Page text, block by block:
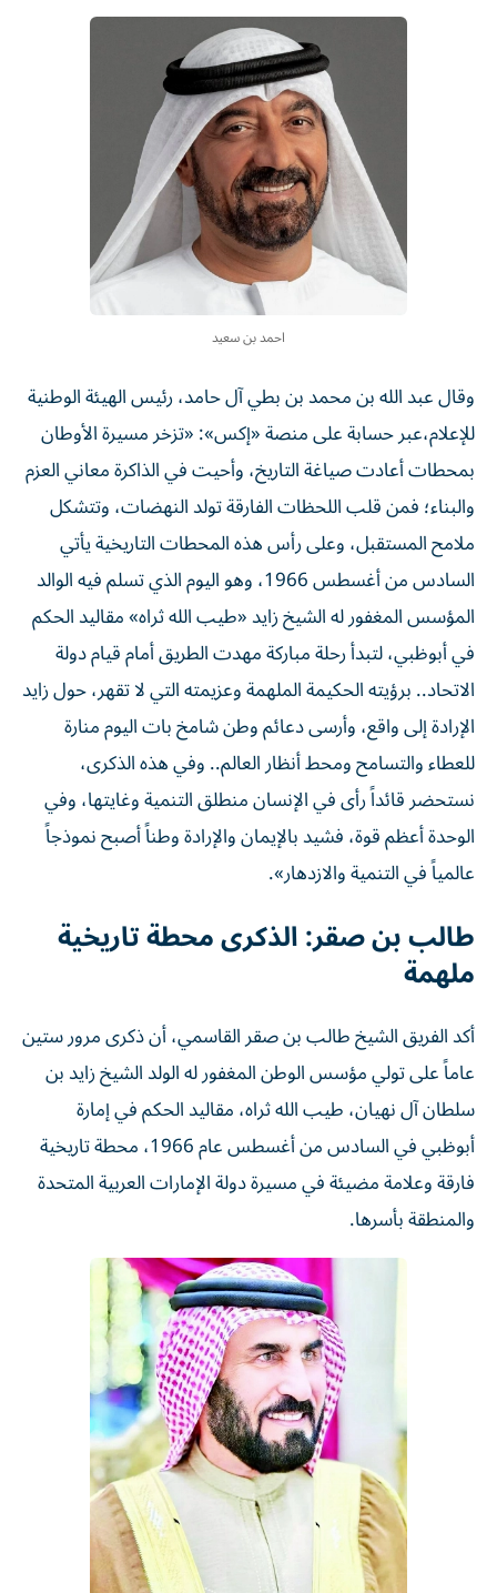
احمد بن سعيد
وقال عبد الله بن محمد بن بطي آل حامد، رئيس الهيئة الوطنية
للإعلام،عبر حسابة على منصة «إكس»: «تزخر مسيرة الأوطان
بمحطات أعادت صياغة التاريخ، وأحيت في الذاكرة معاني العزم
والبناء؛ فمن قلب اللحظات الفارقة تولد النهضات، وتتشكل
ملامح المستقبل، وعلى رأس هذه المحطات التاريخية يأتي
السادس من أغسطس 1966، وهو اليوم الذي تسلم فيه الوالد
المؤسس المغفور له الشيخ زايد «طيب الله ثراه» مقاليد الحكم
في أبوظبي، لتبدأ رحلة مباركة مهدت الطريق أمام قيام دولة
الاتحاد.. برؤيته الحكيمة الملهمة وعزيمته التي لا تقهر، حول زايد
الإرادة إلى واقع، وأرسى دعائم وطن شامخ بات اليوم منارة
للعطاء والتسامح ومحط أنظار العالم.. وفي هذه الذكرى،
نستحضر قائداً رأى في الإنسان منطلق التنمية وغايتها، وفي
الوحدة أعظم قوة، فشيد بالإيمان والإرادة وطناً أصبح نموذجاً
عالمياً في التنمية والازدهار».
طالب بن صقر: الذكرى محطة تاريخية
ملهمة
أكد الفريق الشيخ طالب بن صقر القاسمي، أن ذكرى مرور ستين
عاماً على تولي مؤسس الوطن المغفور له الولد الشيخ زايد بن
سلطان آل نهيان، طيب الله ثراه، مقاليد الحكم في إمارة
أبوظبي في السادس من أغسطس عام 1966، محطة تاريخية
فارقة وعلامة مضيئة في مسيرة دولة الإمارات العربية المتحدة
والمنطقة بأسرها.